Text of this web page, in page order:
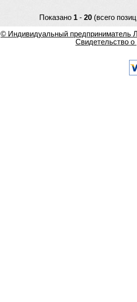
Показано 1- 20(всего
© Индивидуальный предприниматель
Свидетельство